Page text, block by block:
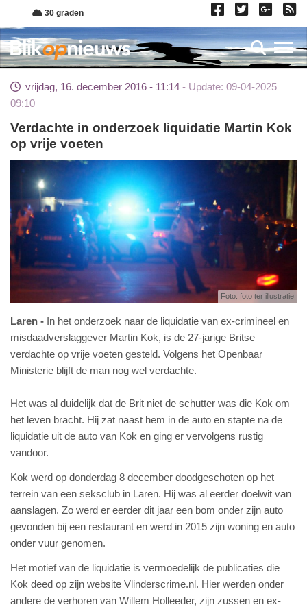
Overslaan
en
naar
de
gaan
30 graden
vrijdag, 16. december 2016 - 11:14
Update: 09-04-2025
09:10
Verdachte in onderzoek liquidatie Martin Kok
op vrije voeten
Foto: foto ter illustratie
Laren
In het onderzoek naar de liquidatie van ex-crimineel en
misdaadverslaggever Martin Kok, is de 27-jarige Britse
verdachte op vrije voeten gesteld. Volgens het Openbaar
Ministerie blijft de man nog wel verdachte.
Het was al duidelijk dat de Brit niet de schutter was die Kok om
het leven bracht. Hij zat naast hem in de auto en stapte na de
liquidatie uit de auto van Kok en ging er vervolgens rustig
vandoor.
Kok werd op donderdag 8 december doodgeschoten op het
terrein van een seksclub in Laren. Hij was al eerder doelwit van
aanslagen. Zo werd er eerder dit jaar een bom onder zijn auto
gevonden bij een restaurant en werd in 2015 zijn woning en auto
onder vuur genomen.
Het motief van de liquidatie is vermoedelijk de publicaties die
Kok deed op zijn website Vlinderscrime.nl. Hier werden onder
andere de verhoren van Willem Holleeder, zijn zussen en ex-